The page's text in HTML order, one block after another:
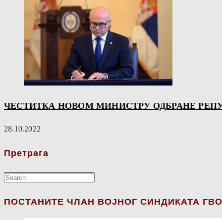
ЧЕСТИТКА НОВОМ МИНИСТРУ ОДБРАНЕ
28.10.2022
Претрага
ПОСТАНИТЕ ЧЛАН ВОЈНОГ СИНДИКАТА